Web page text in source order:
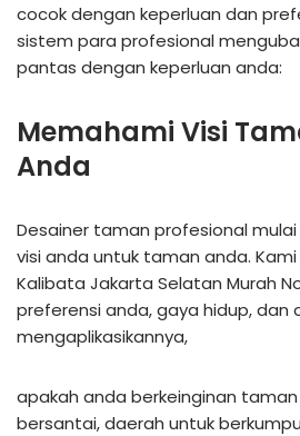
cocok dengan keperluan dan
sistem para profesional
pantas dengan keperluan anda:
Memahami Visi
Anda
Desainer taman profesional
visi anda untuk taman anda.
Kalibata Jakarta Selatan Murah
preferensi anda, gaya hidup, dan
mengaplikasikannya,
apakah anda berkeinginan
bersantai, daerah untuk